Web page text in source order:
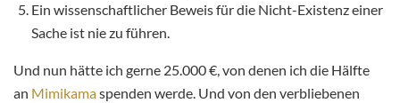
Ein wissenschaftlicher Beweis für die Nicht-Existenz einer
Sache ist nie zu führen.
Und nun hätte ich gerne 25.000 €, von denen ich die Hälfte
an Mimikamaspenden werde. Und von den verbliebenen